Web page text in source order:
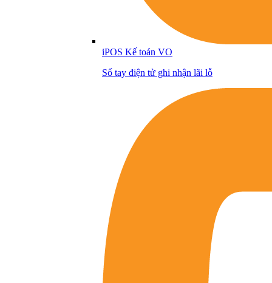
iPOS Kế toán VO
Sổ tay điện tử ghi nhận lãi lỗ